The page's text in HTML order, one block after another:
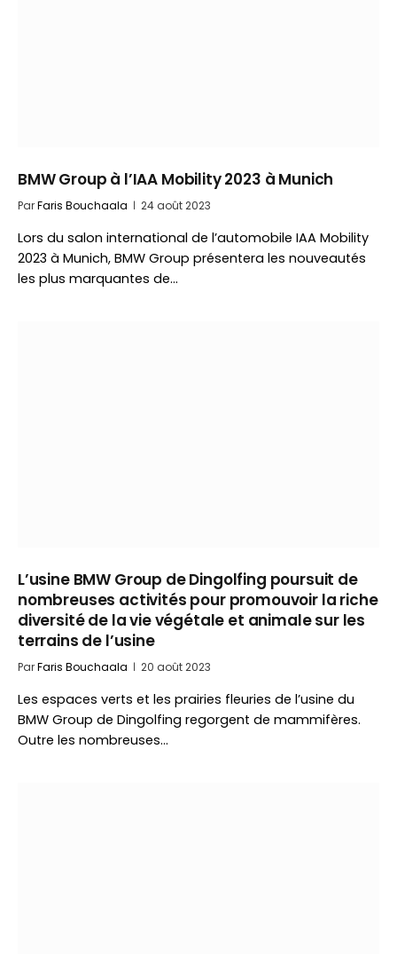
BMW Group à l’IAA Mobility 2023 à Munich
ParFaris Bouchaala 24 août 2023
Lors du salon international de l’automobile IAA Mobility
2023 à Munich, BMW Group présentera les nouveautés
les plus marquantes de…
L’usine BMW Group de Dingolfing poursuit de
nombreuses activités pour promouvoir la riche
diversité de la vie végétale et animale sur les
terrains de l’usine
ParFaris Bouchaala 20 août 2023
Les espaces verts et les prairies fleuries de l’usine du
BMW Group de Dingolfing regorgent de mammifères.
Outre les nombreuses…